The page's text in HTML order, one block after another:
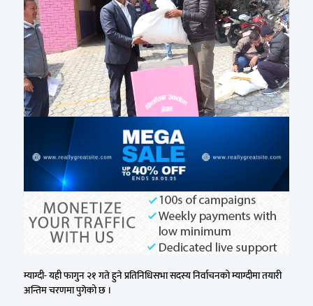
म्याग्दी- यही फागुन २१ गते हुने प्रतिनिधिसभा सदस्य निर्वाचनको म्याग्दीमा तयारी
अन्तिम चरणमा पुगेको छ ।